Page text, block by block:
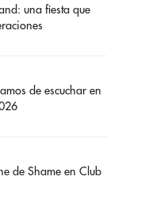
una fiesta que
de escuchar en
de Shame en Club